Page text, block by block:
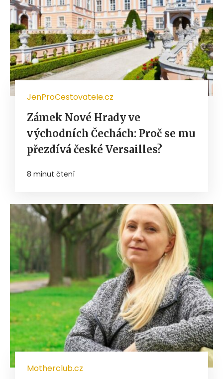
JenProCestovatele.cz
Zámek Nové Hrady ve
východních Čechách: Proč se mu
přezdívá české Versailles?
8 minut čtení
Motherclub.cz